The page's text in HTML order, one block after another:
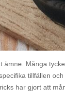
ämne. Många
tillfällen
har gjort att